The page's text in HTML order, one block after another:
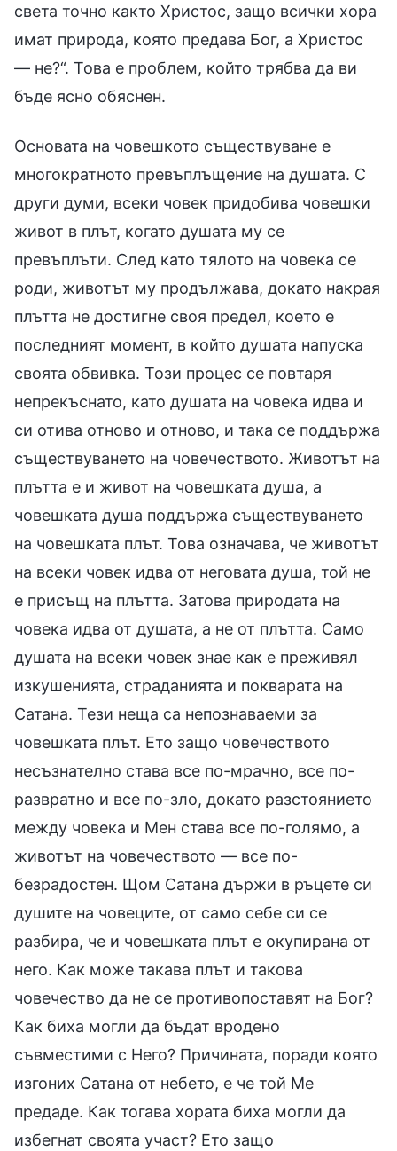
света точно както Христос, защо всички хора
имат природа, която предава Бог, а Христос
— не?“. Това е проблем, който трябва да ви
бъде ясно обяснен.
Основата на човешкото съществуване е
многократното превъплъщение на душата. С
други думи, всеки човек придобива човешки
живот в плът, когато душата му се
превъплъти. След като тялото на човека се
роди, животът му продължава, докато накрая
плътта не достигне своя предел, което е
последният момент, в който душата напуска
своята обвивка. Този процес се повтаря
непрекъснато, като душата на човека идва и
си отива отново и отново, и така се поддържа
съществуването на човечеството. Животът на
плътта е и живот на човешката душа, а
човешката душа поддържа съществуването
на човешката плът. Това означава, че животът
на всеки човек идва от неговата душа, той не
е присъщ на плътта. Затова природата на
човека идва от душата, а не от плътта. Само
душата на всеки човек знае как е преживял
изкушенията, страданията и покварата на
Сатана. Тези неща са непознаваеми за
човешката плът. Ето защо човечеството
несъзнателно става все по-мрачно, все по-
развратно и все по-зло, докато разстоянието
между човека и Мен става все по-голямо, а
животът на човечеството — все по-
безрадостен. Щом Сатана държи в ръцете си
душите на човеците, от само себе си се
разбира, че и човешката плът е окупирана от
него. Как може такава плът и такова
човечество да не се противопоставят на Бог?
Как биха могли да бъдат вродено
съвместими с Него? Причината, поради която
изгоних Сатана от небето, е че той Ме
предаде. Как тогава хората биха могли да
избегнат своята участ? Ето защо